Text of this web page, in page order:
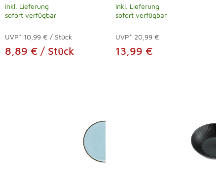
inkl. Lieferung
sofort verfügbar
UVP* 10,99 € / Stück
8,89 € / Stück
inkl. Lieferung
sofort verfügbar
UVP* 20,99 €
13,99 €